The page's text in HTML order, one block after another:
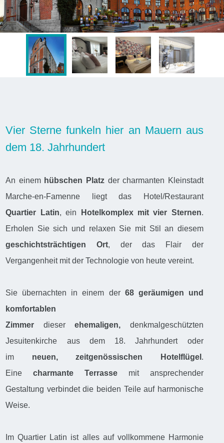
Vier Sterne funkeln hier an Mauern aus
dem 18. Jahrhundert
An einem hübschen Platz der charmanten Kleinstadt
Marche-en-Famenne liegt das Hotel/Restaurant
Quartier Latin, ein Hotelkomplex mit vier Sternen.
Erholen Sie sich und relaxen Sie mit Stil an diesem
geschichtsträchtigen Ort, der das Flair der
Vergangenheit mit der Technologie von heute vereint.
Sie übernachten in einem der 68 geräumigen und
komfortablen
Zimmer dieserehemaligen, denkmalgeschützten
Jesuitenkirche aus dem 18. Jahrhundert oder
im neuen, zeitgenössischen Hotelflügel .
Einecharmante Terrasse mit ansprechender
Gestaltung verbindet die beiden Teile auf harmonische
Weise.
Im Quartier Latin ist alles auf vollkommene Harmonie